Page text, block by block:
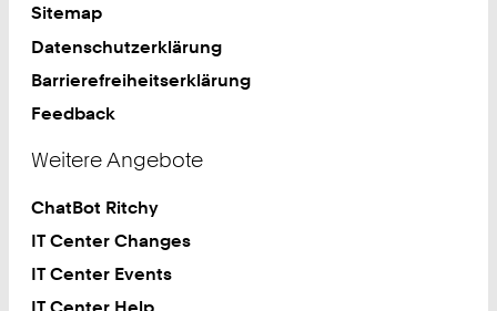
Sitemap
Datenschutzerklärung
Barrierefreiheitserklärung
Feedback
Weitere Angebote
ChatBot Ritchy
IT Center Changes
IT Center Events